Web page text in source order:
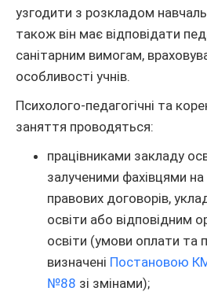
узгодити з розкладом
також він має відповідати
санітарним вимогам,
особливості учнів.
Психолого-педагогічні та
заняття проводяться:
працівниками закладу
залученими фахівцями на
правових договорів,
освіти або відповідним
освіти (умови оплати та
визначені Постановою
№88 зі змінами);